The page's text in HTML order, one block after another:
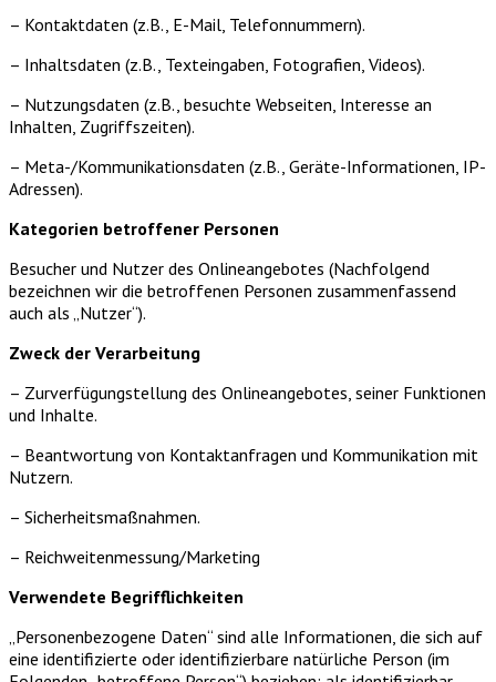
– Kontaktdaten (z.B., E-Mail, Telefonnummern).
– Inhaltsdaten (z.B., Texteingaben, Fotografien, Videos).
– Nutzungsdaten (z.B., besuchte Webseiten, Interesse an
Inhalten, Zugriffszeiten).
– Meta-/Kommunikationsdaten (z.B., Geräte-Informationen, IP-
Adressen).
Kategorien betroffener Personen
Besucher und Nutzer des Onlineangebotes (Nachfolgend
bezeichnen wir die betroffenen Personen zusammenfassend
auch als „Nutzer“).
Zweck der Verarbeitung
– Zurverfügungstellung des Onlineangebotes, seiner Funktionen
und Inhalte.
– Beantwortung von Kontaktanfragen und Kommunikation mit
Nutzern.
– Sicherheitsmaßnahmen.
– Reichweitenmessung/Marketing
Verwendete Begrifflichkeiten
„Personenbezogene Daten“ sind alle Informationen, die sich auf
eine identifizierte oder identifizierbare natürliche Person (im